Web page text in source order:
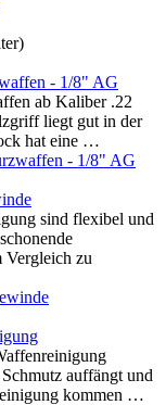
- 1/8" AG
ab Kaliber .22
liegt gut in der
hat eine …
sind flexibel und
Vergleich zu
auffängt und
kommen …